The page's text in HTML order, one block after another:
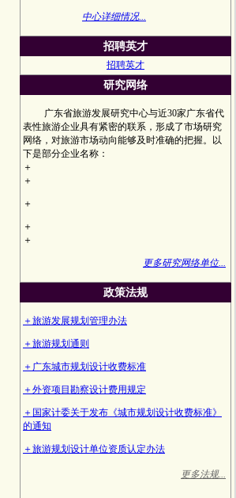
中心详细情况...
招聘英才
招聘英才
研究网络
广东省旅游发展研究中心与近30家广东省代
表性旅游企业具有紧密的联系，形成了市场研究
网络，对旅游市场动向能够及时准确的把握。以
下是部分企业名称：
＋
＋
＋
＋
＋
更多研究网络单位...
政策法规
＋旅游发展规划管理办法
＋旅游规划通则
＋广东城市规划设计收费标准
＋外资项目勘察设计费用规定
＋国家计委关于发布《城市规划设计收费标准》
的通知
＋旅游规划设计单位资质认定办法
更多法规...